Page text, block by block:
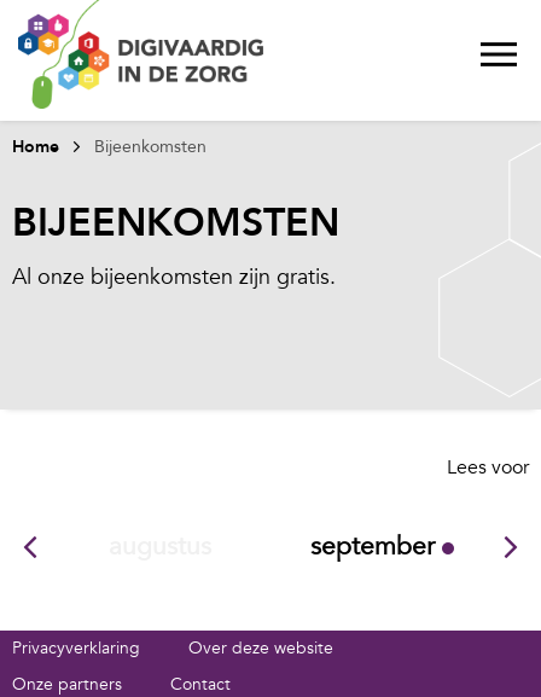
Home Bijeenkomsten
BIJEENKOMSTEN
Al onze bijeenkomsten zijn gratis.
Lees voor
september
Privacyverklaring
Over deze website
Onze partners
Contact